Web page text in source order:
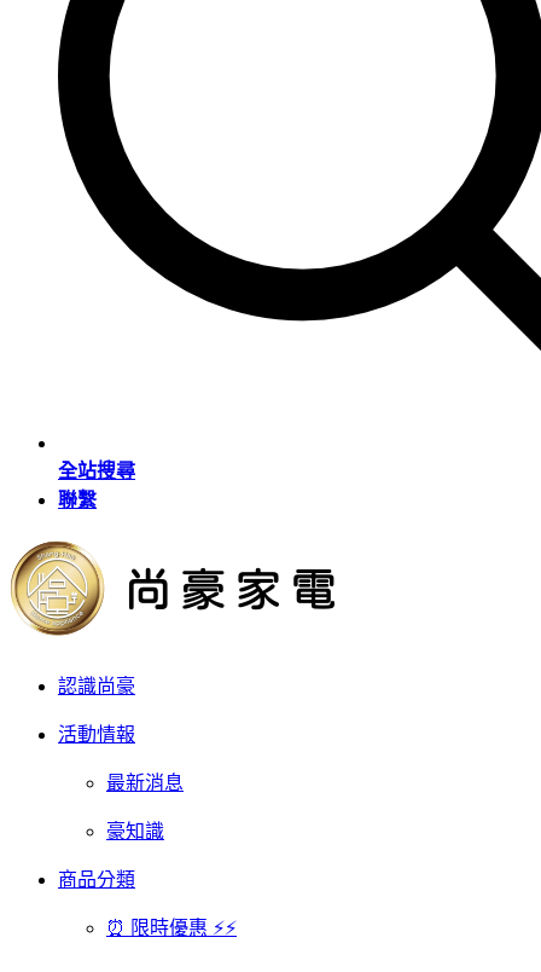
全站搜尋
聯繫
認識尚豪
活動情報
最新消息
豪知識
商品分類
⏰ 限時優惠 ⚡⚡